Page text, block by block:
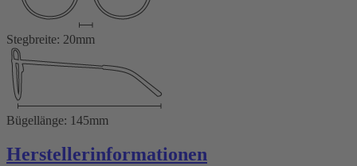
Stegbreite: 20mm
Bügellänge: 145mm
Herstellerinformationen